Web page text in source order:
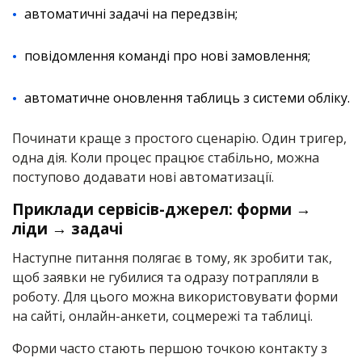
автоматичні задачі на передзвін;
повідомлення команді про нові замовлення;
автоматичне оновлення таблиць з системи обліку.
Починати краще з простого сценарію. Один тригер,
одна дія. Коли процес працює стабільно, можна
поступово додавати нові автоматизації.
Приклади сервісів-джерел: форми →
ліди → задачі
Наступне питання полягає в тому, як зробити так,
щоб заявки не губилися та одразу потрапляли в
роботу. Для цього можна використовувати форми
на сайті, онлайн-анкети, соцмережі та таблиці.
Форми часто стають першою точкою контакту з